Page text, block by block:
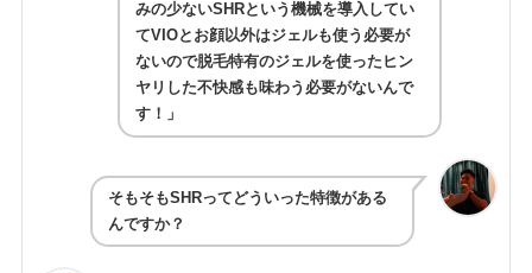
みの少ないSHRという機械を導入してい
てVIOとお顔以外はジェルも使う必要が
ないので脱毛特有のジェルを使ったヒン
ヤリした不快感も味わう必要がないんで
す！」
そもそもSHRってどういった特徴がある
んですか？